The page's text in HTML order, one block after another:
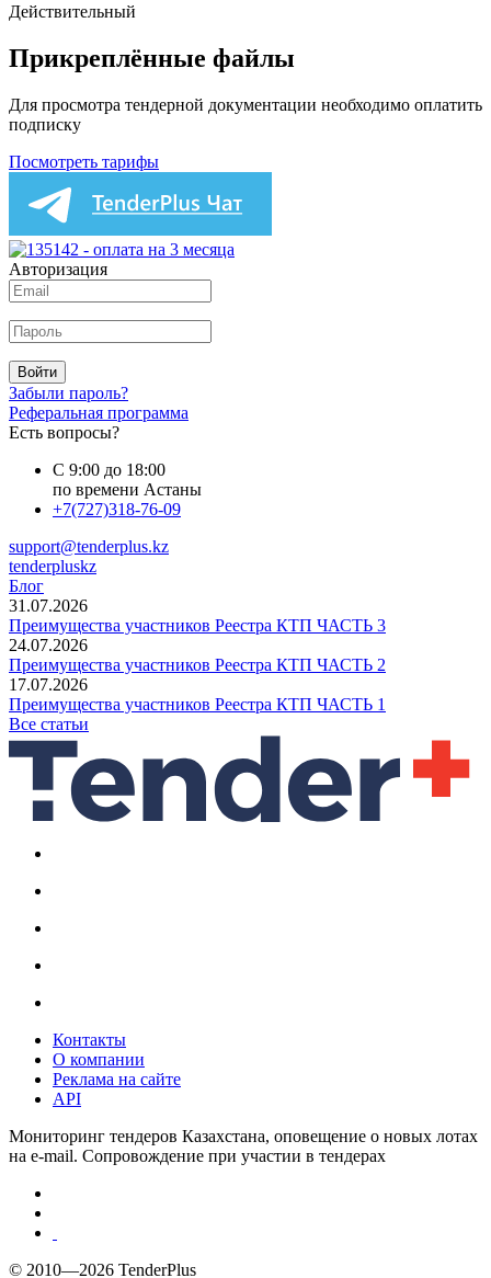
Действительный
Прикреплённые файлы
Для просмотра тендерной документации необходимо оплатить
подписку
Посмотреть тарифы
Авторизация
Войти
Забыли пароль?
Реферальная программа
Есть вопросы?
С 9:00 до 18:00
по времени Астаны
+7(727)318-76-09
support@tenderplus.kz
tenderpluskz
Блог
31.07.2026
Преимущества участников Реестра КТП ЧАСТЬ 3
24.07.2026
Преимущества участников Реестра КТП ЧАСТЬ 2
17.07.2026
Преимущества участников Реестра КТП ЧАСТЬ 1
Все статьи
Контакты
О компании
Реклама на сайте
API
Мониторинг тендеров Казахстана, оповещение о новых лотах
на e-mail. Сопровождение при участии в тендерах
© 2010—2026 TenderPlus